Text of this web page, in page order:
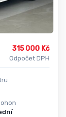
315 000 Kč
Odpočet DPH